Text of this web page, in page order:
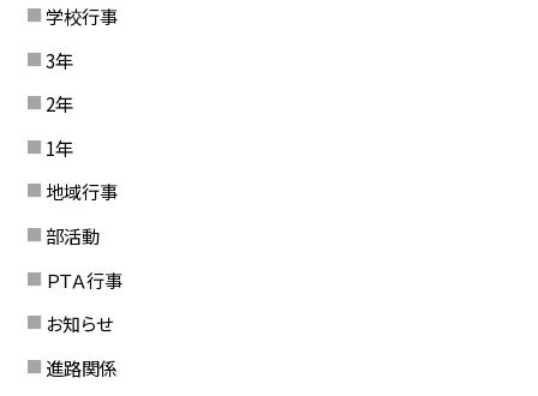
学校行事
3年
2年
1年
地域行事
部活動
ＰＴＡ行事
お知らせ
進路関係